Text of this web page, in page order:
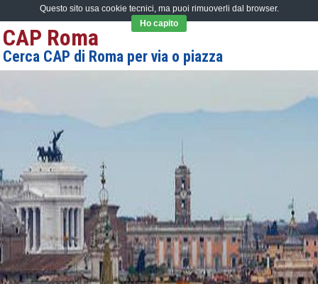
CAP Roma
Cerca CAP di Roma per via o piazza
Questo sito usa cookie tecnici, ma puoi rimuoverli dal browser.
Ho capito